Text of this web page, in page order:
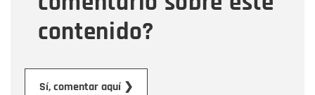
contenido?
Sí, comentar aquí ❯